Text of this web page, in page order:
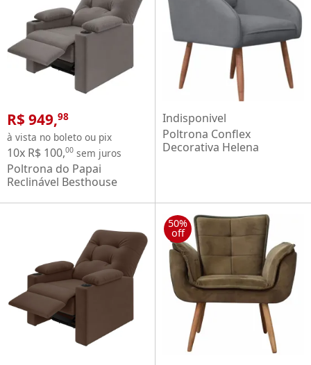
R$ 949,98
à vista no boleto ou pix
10x R$ 100,00 sem juros
Poltrona do Papai
Reclinável Besthouse
porta-copos nos braços
Indisponivel
Poltrona Conflex
Decorativa Helena
50%
off